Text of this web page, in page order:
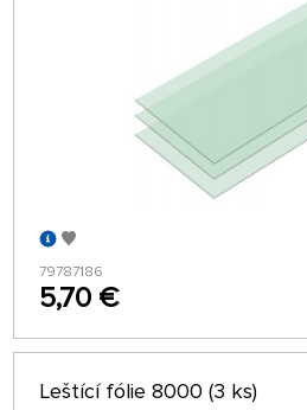
79787186
5,70 €
Leštící fólie 8000 (3 ks)